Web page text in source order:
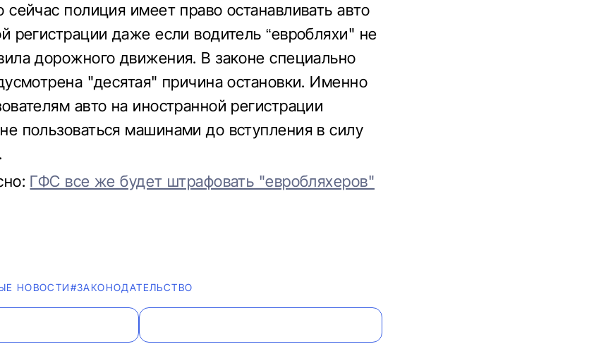
полиция имеет право останавливать авто
регистрации даже если водитель “евробляхи" не
дорожного движения. В законе специально
"десятая" причина остановки. Именно
авто на иностранной регистрации
пользоваться машинами до вступления в силу
ГФС все же будет штрафовать "евробляхеров"
НОВОСТИ#ЗАКОНОДАТЕЛЬСТВО